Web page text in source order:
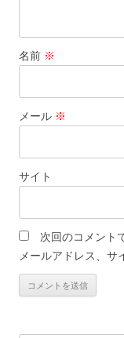
名前 ※
メール ※
サイト
次回のコメント
メールアドレス、サ